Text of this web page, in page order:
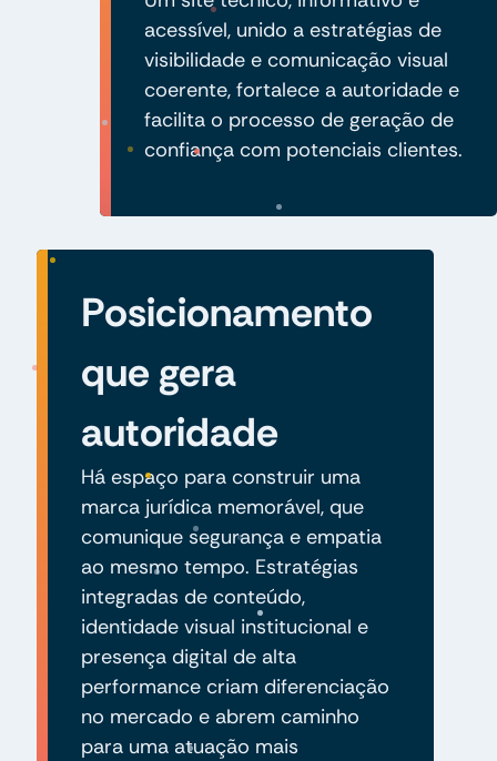
acessível, unido a estratégias de
visibilidade e comunicação visual
coerente, fortalece a autoridade e
facilita o processo de geração de
confiança com potenciais clientes.
Posicionamento
que gera
autoridade
Há espaço para construir uma
marca jurídica memorável, que
comunique segurança e empatia
ao mesmo tempo. Estratégias
integradas de conteúdo,
identidade visual institucional e
presença digital de alta
performance criam diferenciação
no mercado e abrem caminho
para uma atuação mais